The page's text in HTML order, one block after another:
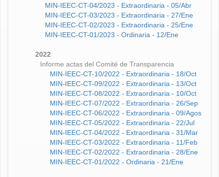
MIN-IEEC-CT-04/2023 - Extraordinaria - 05/Abr
MIN-IEEC-CT-03/2023 - Extraordinaria - 27/Ene
MIN-IEEC-CT-02/2023 - Extraordinaria - 25/Ene
MIN-IEEC-CT-01/2023 - Ordinaria - 12/Ene
2022
Informe actas del Comité de Transparencia
MIN-IEEC-CT-10/2022 - Extraordinaria - 18/Oct
MIN-IEEC-CT-09/2022 - Extraordinaria - 13/Oct
MIN-IEEC-CT-08/2022 - Extraordinaria - 10/Oct
MIN-IEEC-CT-07/2022 - Extraordinaria - 26/Sep
MIN-IEEC-CT-06/2022 - Extraordinaria - 09/Agos
MIN-IEEC-CT-05/2022 - Extraordinaria - 22/Jul
MIN-IEEC-CT-04/2022 - Extraordinaria - 31/Mar
MIN-IEEC-CT-03/2022 - Extraordinaria - 11/Feb
MIN-IEEC-CT-02/2022 - Extraordinaria - 28/Ene
MIN-IEEC-CT-01/2022 - Ordinaria - 21/Ene